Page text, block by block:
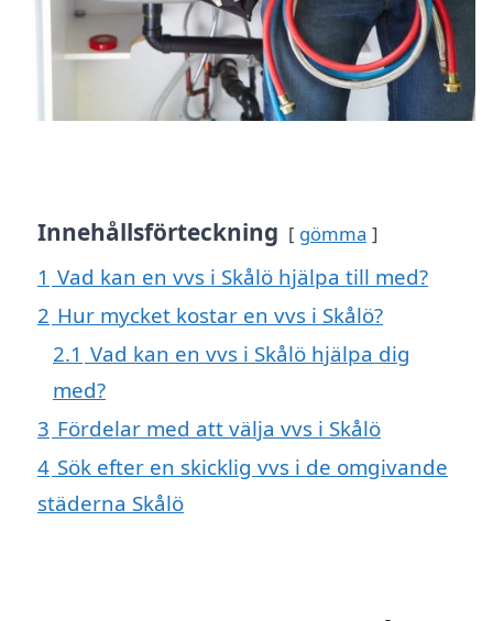
Innehållsförteckning gömma
1 Vad kan en vvs i Skålö hjälpa till med?
2 Hur mycket kostar en vvs i Skålö?
2.1 Vad kan en vvs i Skålö hjälpa dig
med?
3 Fördelar med att välja vvs i Skålö
4 Sök efter en skicklig vvs i de omgivande
städerna Skålö